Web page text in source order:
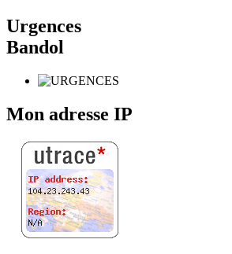
Urgences
Bandol
Mon adresse IP